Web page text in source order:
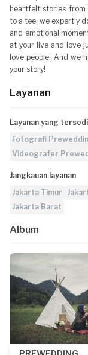
heartfelt stories
to a tee, we expertly
and emotional
at your live and love
love people. And we
your story!
Layanan
Layanan yang
Fotografi
Videografer
Jangkauan layanan
Jakarta Timur
Jakarta Barat
Album